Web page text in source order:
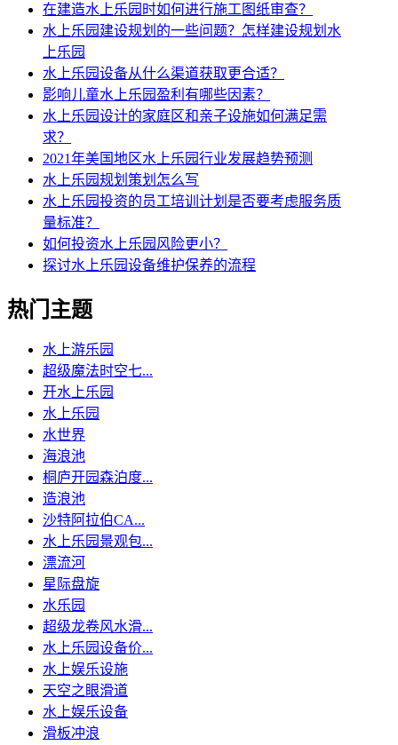
在建造水上乐园时如何进行施工图纸审查？
水上乐园建设规划的一些问题？怎样建设规划水
上乐园
水上乐园设备从什么渠道获取更合适？
影响儿童水上乐园盈利有哪些因素？
水上乐园设计的家庭区和亲子设施如何满足需
求？
2021年美国地区水上乐园行业发展趋势预测
水上乐园规划策划怎么写
水上乐园投资的员工培训计划是否要考虑服务质
量标准？
如何投资水上乐园风险更小？
探讨水上乐园设备维护保养的流程
热门主题
水上游乐园
超级魔法时空七...
开水上乐园
水上乐园
水世界
海浪池
桐庐开园森泊度...
造浪池
沙特阿拉伯CA...
水上乐园景观包...
漂流河
星际盘旋
水乐园
超级龙卷风水滑...
水上乐园设备价...
水上娱乐设施
天空之眼滑道
水上娱乐设备
滑板冲浪